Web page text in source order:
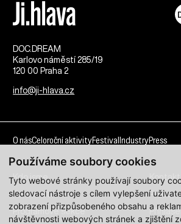
Používáme soubory cookies
Tyto webové stránky používají soubory
sledovací nástroje s cílem vylepšení
zobrazení přizpůsobeného obsahu a
návštěvnosti webových stránek a zjištění
DOC.DREAM​
Karlovo náměstí 285/19
120 00 Praha 2
info@ji-hlava.cz
O násCeloroční aktivityFestival IndustryPress
Kdo jsme
Kontakt
Partnerství
Programové sekce